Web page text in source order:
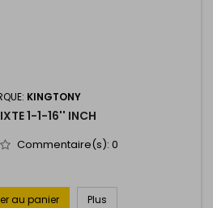
KINGTONY
1-1-16'' INCH
Commentaire(s): 0
au panier Plus